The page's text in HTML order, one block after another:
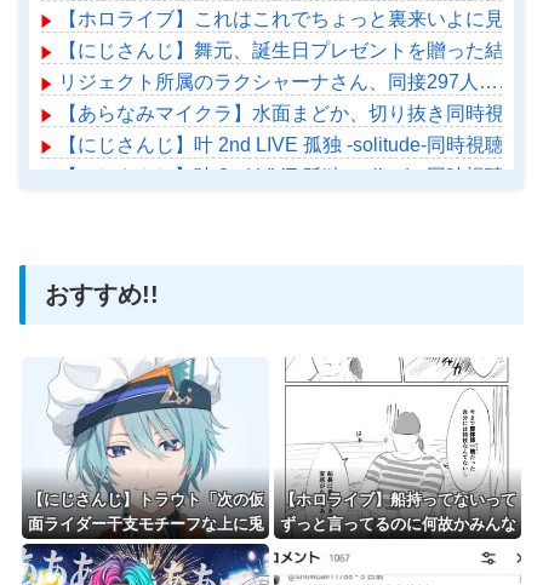
【ホロライブ】これはこれでちょっと裏来いよに見える
【にじさんじ】舞元、誕生日プレゼントを贈った結果
リジェクト所属のラクシャーナさん、同接297人……
【あらなみマイクラ】水面まどか、切り抜き同時視
【にじさんじ】叶 2nd LIVE 孤独 -solitude-同時視聴！
【にじさんじ】叶 2nd LIVE 孤独 -solitude-同時視聴！
おすすめ!!
【にじさんじ】トラウト「次の仮
面ライダー干支モチーフな上に兎
年水色じゃ〜ん最高やん☺️ とか
思ってたらサーモンフレームとか
【ホロライブ】船持ってないって
ずっと言ってるのに何故かみんな